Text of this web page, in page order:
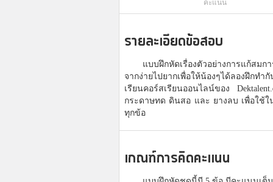
คะแนน
รายละเอียดข้อสอบ
แบบฝึกหัดเรื่องตัวอย่างการแก้สม
จากง่ายไปยากเพื่อให้น้องๆได้ลองฝึก
เรียนคอร์สเรียนออนไลน์ของ
กระดาษทด ดินสอ และ ยางลบ เพื่อใช้
ทุกข้อ
เกณฑ์การคิดคะแนน